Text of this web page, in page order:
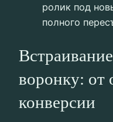
ролик под
полного
воронку: от
конверсии